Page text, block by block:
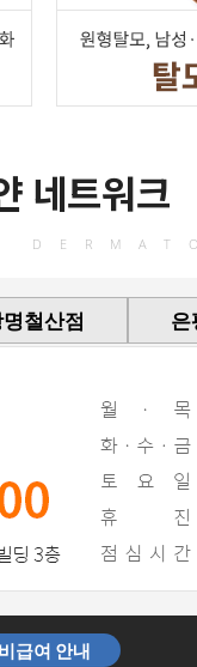
네트워크
철산점 은
비급여 안내